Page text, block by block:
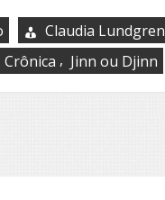
Claudia Lundgren
Crônica , Jinn ou Djinn